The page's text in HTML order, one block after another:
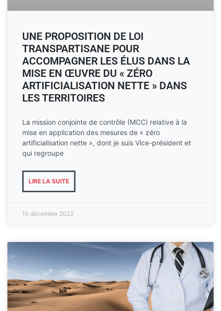
UNE PROPOSITION DE LOI
TRANSPARTISANE POUR
ACCOMPAGNER LES ÉLUS DANS LA
MISE EN ŒUVRE DU « ZÉRO
ARTIFICIALISATION NETTE » DANS
LES TERRITOIRES
La mission conjointe de contrôle (MCC) relative à la
mise en application des mesures de « zéro
artificialisation nette », dont je suis Vice-président et
qui regroupe
LIRE LA SUITE
15 décembre 2022